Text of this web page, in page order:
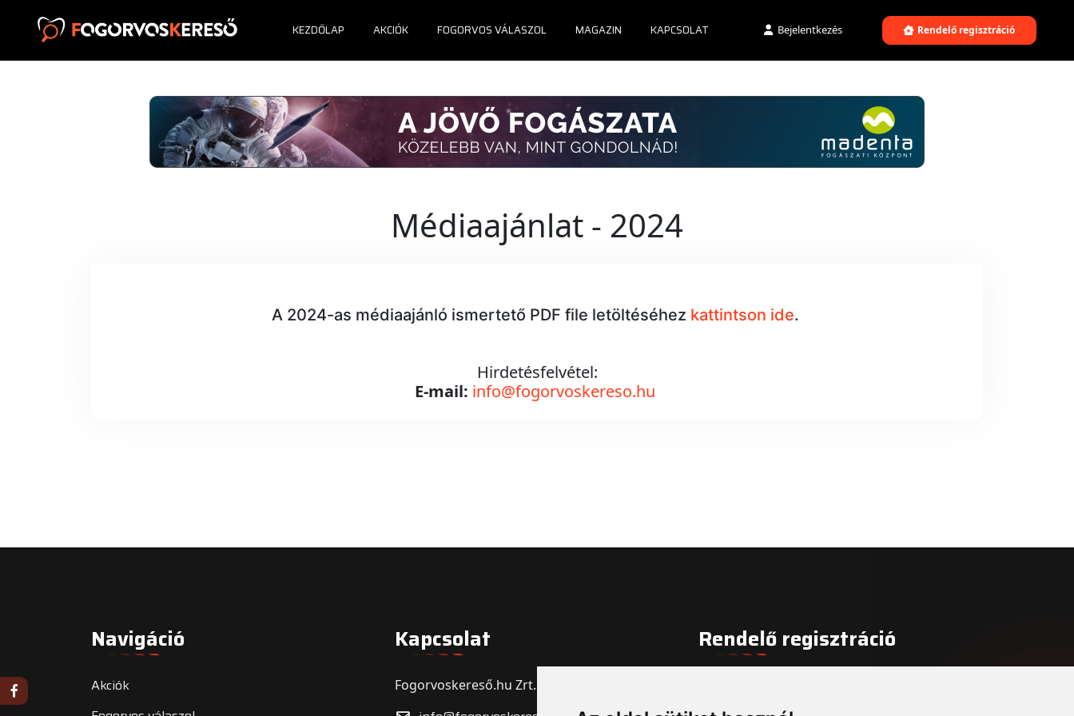
KEZDŐLAP AKCIÓK FOGORVOS VÁLASZOL MAGAZIN KAPCSOLAT Bejelentkezés Rendelő regisztráció
Médiaajánlat - 2024
A 2024-as médiaajánló ismertető PDF file letöltéséhez kattintson ide.
Hirdetésfelvétel:
E-mail: info@fogorvoskereso.hu
Navigáció
Akciók
Kapcsolat
Fogorvoskereső.hu Zrt.
Rendelő regisztráció